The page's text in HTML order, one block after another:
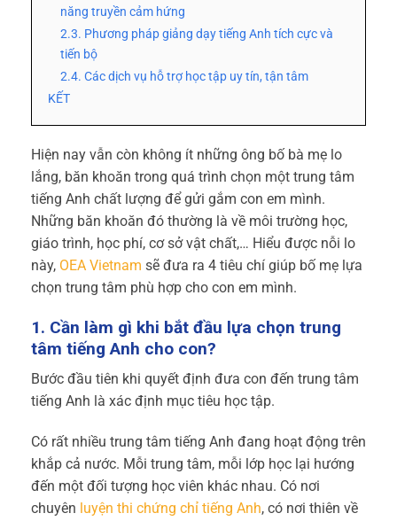
năng truyền cảm hứng
2.3. Phương pháp giảng dạy tiếng Anh tích cực và
tiến bộ
2.4. Các dịch vụ hỗ trợ học tập uy tín, tận tâm
KẾT
Hiện nay vẫn còn không ít những ông bố bà mẹ lo
lắng, băn khoăn trong quá trình chọn một trung tâm
tiếng Anh chất lượng để gửi gắm con em mình.
Những băn khoăn đó thường là về môi trường học,
giáo trình, học phí, cơ sở vật chất,… Hiểu được nỗi lo
này, OEA Vietnam sẽ đưa ra 4 tiêu chí giúp bố mẹ lựa
chọn trung tâm phù hợp cho con em mình.
1. Cần làm gì khi bắt đầu lựa chọn trung
tâm tiếng Anh cho con?
Bước đầu tiên khi quyết định đưa con đến trung tâm
tiếng Anh là xác định mục tiêu học tập.
Có rất nhiều trung tâm tiếng Anh đang hoạt động trên
khắp cả nước. Mỗi trung tâm, mỗi lớp học lại hướng
đến một đối tượng học viên khác nhau. Có nơi
chuyên luyện thi chứng chỉ tiếng Anh, có nơi thiên về